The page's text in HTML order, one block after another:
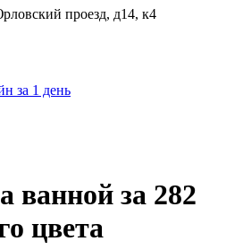
проезд, д14, к4
за 1 день
ванной за 282
цвета